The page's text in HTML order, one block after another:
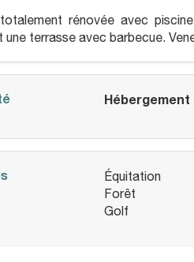
rénovée avec
une terrasse avec barbecue.
Hébergement
Équitation
Forêt
Golf